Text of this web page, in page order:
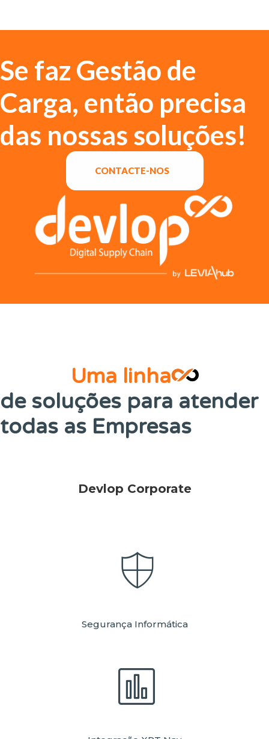
Se faz Gestão de
Carga, então precisa
das nossas soluções!
CONTACTE-NOS
Uma linha
de soluções para atender
todas as Empresas
Devlop Corporate
Segurança Informática